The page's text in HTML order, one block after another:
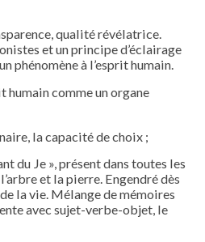
qualité révélatrice.
et un principe d’éclairage
phénomène à l’esprit humain.
humain comme un organe
la capacité de choix ;
du Je », présent dans toutes les
et la pierre. Engendré dès
la vie. Mélange de mémoires
avec sujet-verbe-objet, le